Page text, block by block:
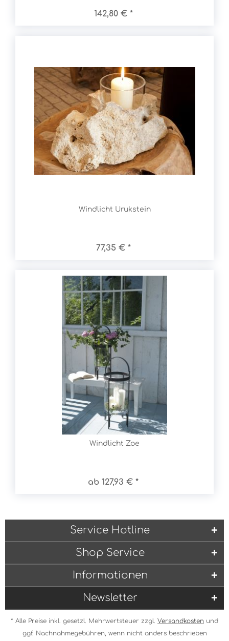
142,80 € *
Windlicht Urukstein
77,35 € *
Windlicht Zoe
ab 127,93 € *
Service Hotline
Shop Service
Informationen
Newsletter
* Alle Preise inkl. gesetzl. Mehrwertsteuer zzgl. Versandkosten und
ggf. Nachnahmegebühren, wenn nicht anders beschrieben